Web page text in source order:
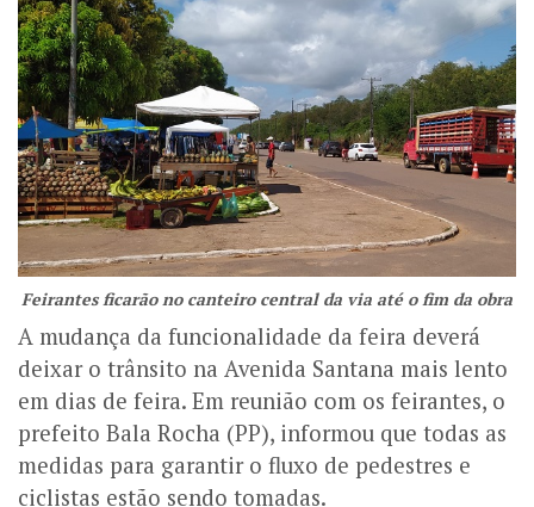
Feirantes ficarão no canteiro central da via até o fim da obra
A mudança da funcionalidade da feira deverá
deixar o trânsito na Avenida Santana mais lento
em dias de feira. Em reunião com os feirantes, o
prefeito Bala Rocha (PP), informou que todas as
medidas para garantir o fluxo de pedestres e
ciclistas estão sendo tomadas.